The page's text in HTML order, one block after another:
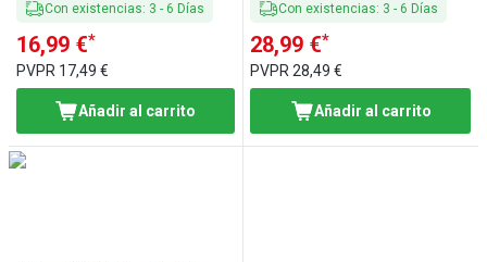
Con existencias: 3 - 6 Días
16,99 €*
PVPR 17,49 €
Añadir al carrito
Con existencias: 3 - 6 Días
28,99 €*
PVPR28,49 €
Añadir al carrito